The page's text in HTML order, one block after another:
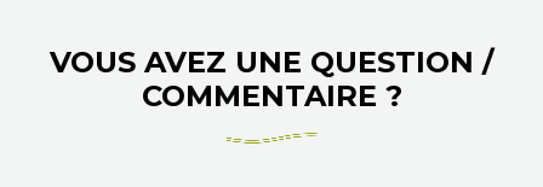
VOUS AVEZ UNE QUESTION /
COMMENTAIRE ?